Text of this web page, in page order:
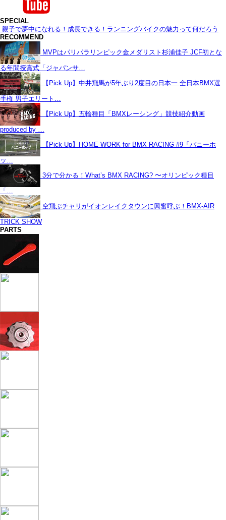
SPECIAL
親子で夢中になれる！成長できる！ランニングバイクの魅力って何だろう
RECOMMEND
MVPはパリパラリンピック金メダリスト杉浦佳子 JCF初とな
る年間授賞式「ジャパンサ…
【Pick Up】中井飛馬が5年ぶり2度目の日本一 全日本BMX選
手権 男子エリート…
【Pick Up】五輪種目「BMXレーシング」競技紹介動画
produced by …
【Pick Up】HOME WORK for BMX RACING #9「バニーホ
ッ…
3分で分かる！What’s BMX RACING? 〜オリンピック種目
「…
空飛ぶチャリがイオンレイクタウンに興奮呼ぶ！BMX-AIR
TRICK SHOW
PARTS